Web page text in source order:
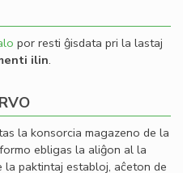
por resti ĝisdata pri la lastaj
ilin.
la konsorcia magazeno de la
ebligas la aliĝon al la
paktintaj establoj, aĉeton de